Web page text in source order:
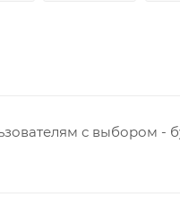
с выбором -